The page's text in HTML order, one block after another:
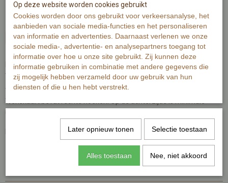
In winkelwagen
Mijn boog heb ik gegeven in de wolken: die zal zijn tot een teken des
verbonds tussen Mij en tussen de aarde, Genesis 9:13
Wenskaart is gedrukt op 300 grams warmwit papier.
Wenskaart bevat rechte hoeken. Op de achterzijde is minimale
informatie van de kaart zichtbaar.
De Illustratie is gemaakt met aquarelverf en zwarte inkt.
Op deze website worden cookies gebruikt
Cookies worden door ons gebruikt voor verkeersanalyse, het
aanbieden van sociale media-functies en het personaliseren
van informatie en advertenties. Daarnaast verlenen we onze
sociale media-, advertentie- en analysepartners toegang tot
informatie over hoe u onze site gebruikt. Zij kunnen deze
informatie gebruiken in combinatie met andere gegevens die
zij mogelijk hebben verzameld door uw gebruik van hun
diensten of die u hen hebt verstrekt.
Later opnieuw tonen Selectie toestaan
Alles toestaan Nee, niet akkoord